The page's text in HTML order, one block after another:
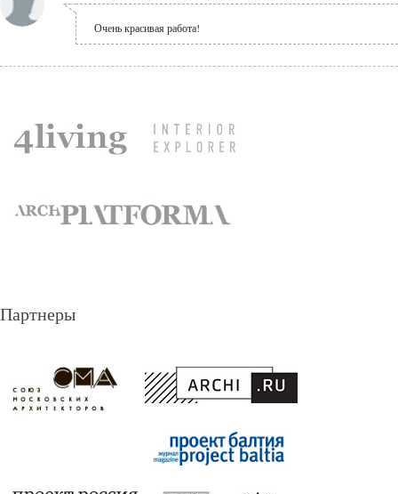
Очень красивая работа!
Партнеры